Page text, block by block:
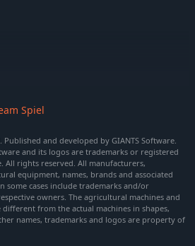
bieten die Maschinen im SKY
Spiel
Published and developed by GIANTS Software.
and its logos are trademarks or registered
All rights reserved. All manufacturers,
equipment, names, brands and associated
some cases include trademarks and/or
owners. The agricultural machines and
from the actual machines in shapes,
names, trademarks and logos are property of